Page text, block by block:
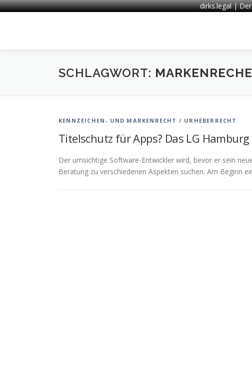
dirks.legal |
SCHLAGWORT:
KENNZEICHEN- UND MARKENRECHT / URHEBERRECHT
Titelschutz für Apps? Das LG Hamburg
Der umsichtige Software-Entwickler wird, bevor er sein
Beratung zu verschiedenen Aspekten suchen. Am Beginn